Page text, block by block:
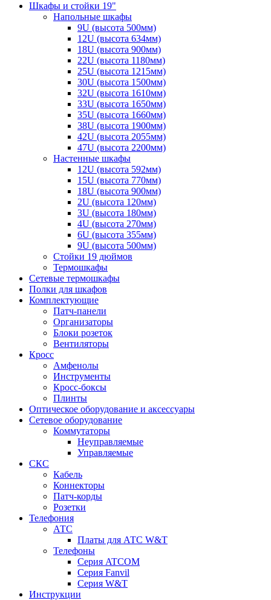
Шкафы и стойки 19"
Напольные шкафы
9U (высота 500мм)
12U (высота 634мм)
18U (высота 900мм)
22U (высота 1180мм)
25U (высота 1215мм)
30U (высота 1500мм)
32U (высота 1610мм)
33U (высота 1650мм)
35U (высота 1660мм)
38U (высота 1900мм)
42U (высота 2055мм)
47U (высота 2200мм)
Настенные шкафы
12U (высота 592мм)
15U (высота 770мм)
18U (высота 900мм)
2U (высота 120мм)
3U (высота 180мм)
4U (высота 270мм)
6U (высота 355мм)
9U (высота 500мм)
Стойки 19 дюймов
Термошкафы
Сетевые термошкафы
Полки для шкафов
Комплектующие
Патч-панели
Организаторы
Блоки розеток
Вентиляторы
Кросс
Амфенолы
Инструменты
Кросс-боксы
Плинты
Оптическое оборудование и аксессуары
Сетевое оборудование
Коммутаторы
Неуправляемые
Управляемые
СКС
Кабель
Коннекторы
Патч-корды
Розетки
Телефония
АТС
Платы для АТС W&T
Телефоны
Серия ATCOM
Серия Fanvil
Серия W&T
Инструкции